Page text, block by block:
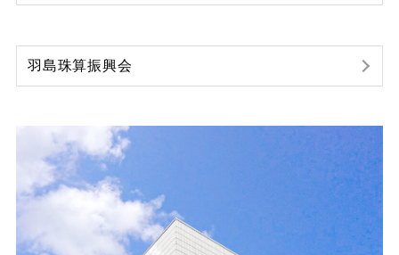
羽島珠算振興会